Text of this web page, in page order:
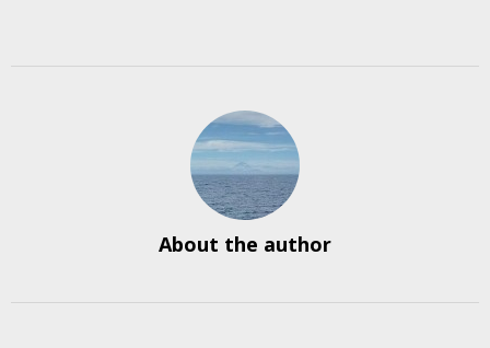
About the author